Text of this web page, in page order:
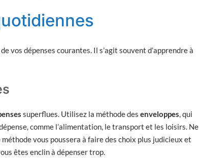
vos dépenses courantes. Il s’agit souvent d’apprendre à
superflues. Utilisez la méthode des enveloppes, qui
comme l’alimentation, le transport et les loisirs. Ne
vous poussera à faire des choix plus judicieux et
êtes enclin à dépenser trop.